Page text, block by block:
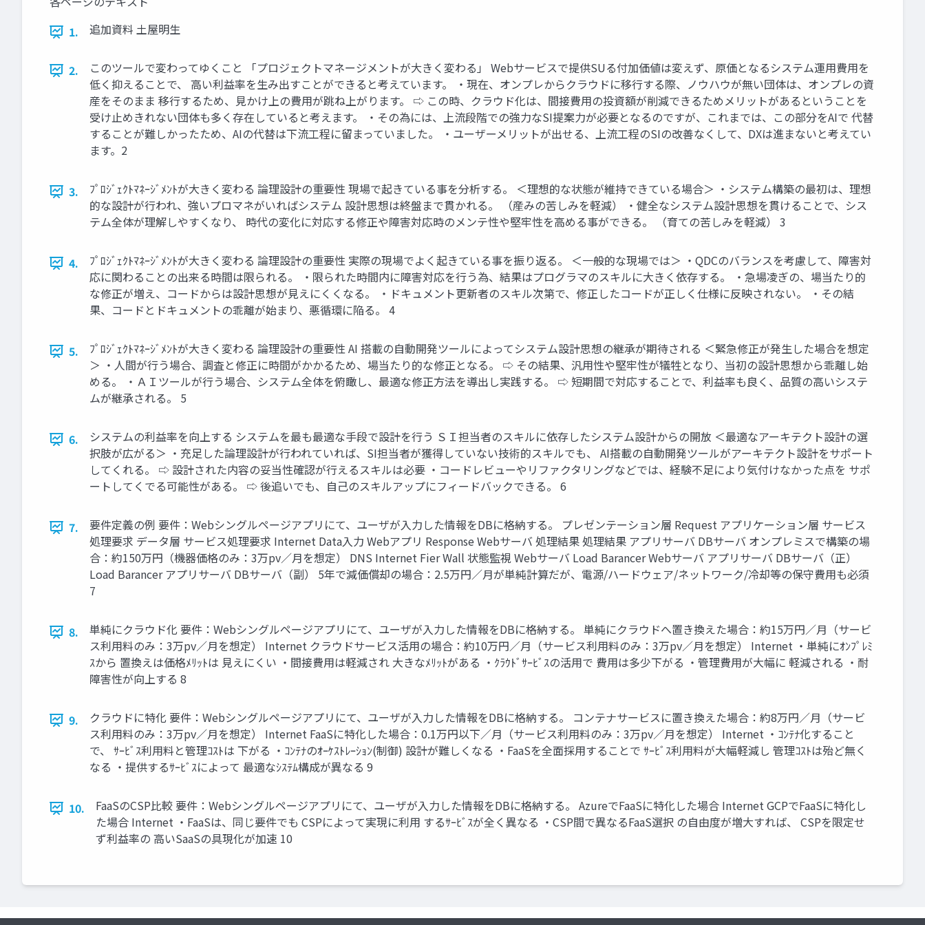
1.
追加資料 土屋明生
2.
このツールで変わってゆくこと 「プロジェクトマネージメントが大きく変わる」 Webサービスで提供SUる付加価値は変えず、原価となるシステム運用費用を
低く抑えることで、 高い利益率を生み出すことができると考えています。 ・現在、オンプレからクラウドに移行する際、ノウハウが無い団体は、オンプレの資
産をそのまま 移行するため、見かけ上の費用が跳ね上がります。 ⇨ この時、クラウド化は、間接費用の投資額が削減できるためメリットがあるということを
受け止めきれない団体も多く存在していると考えます。 ・その為には、上流段階での強力なSI提案力が必要となるのですが、これまでは、この部分をAIで 代替
することが難しかったため、AIの代替は下流工程に留まっていました。 ・ユーザーメリットが出せる、上流工程のSIの改善なくして、DXは進まないと考えてい
ます。2
3.
ﾌﾟﾛｼﾞｪｸﾄﾏﾈｰｼﾞﾒﾝﾄが大きく変わる 論理設計の重要性 現場で起きている事を分析する。 ＜理想的な状態が維持できている場合＞ ・システム構築の最初は、理想
的な設計が行われ、強いプロマネがいればシステム 設計思想は終盤まで貫かれる。 （産みの苦しみを軽減） ・健全なシステム設計思想を貫けることで、シス
テム全体が理解しやすくなり、 時代の変化に対応する修正や障害対応時のメンテ性や堅牢性を高める事ができる。 （育ての苦しみを軽減） 3
4.
ﾌﾟﾛｼﾞｪｸﾄﾏﾈｰｼﾞﾒﾝﾄが大きく変わる 論理設計の重要性 実際の現場でよく起きている事を振り返る。 ＜一般的な現場では＞ ・QDCのバランスを考慮して、障害対
応に関わることの出来る時間は限られる。 ・限られた時間内に障害対応を行う為、結果はプログラマのスキルに大きく依存する。 ・急場凌ぎの、場当たり的
な修正が増え、コードからは設計思想が見えにくくなる。 ・ドキュメント更新者のスキル次第で、修正したコードが正しく仕様に反映されない。 ・その結
果、コードとドキュメントの乖離が始まり、悪循環に陥る。 4
5.
ﾌﾟﾛｼﾞｪｸﾄﾏﾈｰｼﾞﾒﾝﾄが大きく変わる 論理設計の重要性 AI 搭載の自動開発ツールによってシステム設計思想の継承が期待される ＜緊急修正が発生した場合を想定
＞ ・人間が行う場合、調査と修正に時間がかかるため、場当たり的な修正となる。 ⇨ その結果、汎用性や堅牢性が犠牲となり、当初の設計思想から乖離し始
める。 ・ＡＩツールが行う場合、システム全体を俯瞰し、最適な修正方法を導出し実践する。 ⇨ 短期間で対応することで、利益率も良く、品質の高いシステ
ムが継承される。 5
6.
システムの利益率を向上する システムを最も最適な手段で設計を行う ＳＩ担当者のスキルに依存したシステム設計からの開放 ＜最適なアーキテクト設計の選
択肢が広がる＞ ・充足した論理設計が行われていれば、SI担当者が獲得していない技術的スキルでも、 AI搭載の自動開発ツールがアーキテクト設計をサポート
してくれる。 ⇨ 設計された内容の妥当性確認が行えるスキルは必要 ・コードレビューやリファクタリングなどでは、経験不足により気付けなかった点を サポ
ートしてくでる可能性がある。 ⇨ 後追いでも、自己のスキルアップにフィードバックできる。 6
7.
要件定義の例 要件：Webシングルページアプリにて、ユーザが入力した情報をDBに格納する。 プレゼンテーション層 Request アプリケーション層 サービス
処理要求 データ層 サービス処理要求 Internet Data入力 Webアプリ Response Webサーバ 処理結果 処理結果 アプリサーバ DBサーバ オンプレミスで構築の場
合：約150万円（機器価格のみ：3万pv／月を想定） DNS Internet Fier Wall 状態監視 Webサーバ Load Barancer Webサーバ アプリサーバ DBサーバ（正）
Load Barancer アプリサーバ DBサーバ（副） 5年で減価償却の場合：2.5万円／月が単純計算だが、電源/ハードウェア/ネットワーク/冷却等の保守費用も必須
7
8.
単純にクラウド化 要件：Webシングルページアプリにて、ユーザが入力した情報をDBに格納する。 単純にクラウドへ置き換えた場合：約15万円／月（サービ
ス利用料のみ：3万pv／月を想定） Internet クラウドサービス活用の場合：約10万円／月（サービス利用料のみ：3万pv／月を想定） Internet ・単純にｵﾝﾌﾟﾚﾐ
ｽから 置換えは価格ﾒﾘｯﾄは 見えにくい ・間接費用は軽減され 大きなﾒﾘｯﾄがある ・ｸﾗｳﾄﾞｻｰﾋﾞｽの活用で 費用は多少下がる ・管理費用が大幅に 軽減される ・耐
障害性が向上する 8
9.
クラウドに特化 要件：Webシングルページアプリにて、ユーザが入力した情報をDBに格納する。 コンテナサービスに置き換えた場合：約8万円／月（サービ
ス利用料のみ：3万pv／月を想定） Internet FaaSに特化した場合：0.1万円以下／月（サービス利用料のみ：3万pv／月を想定） Internet ・ｺﾝﾃﾅ化すること
で、 ｻｰﾋﾞｽ利用料と管理ｺｽﾄは 下がる ・ｺﾝﾃﾅのｵｰｹｽﾄﾚｰｼｮﾝ(制御) 設計が難しくなる ・FaaSを全面採用することで ｻｰﾋﾞｽ利用料が大幅軽減し 管理ｺｽﾄは殆ど無く
なる ・提供するｻｰﾋﾞｽによって 最適なｼｽﾃﾑ構成が異なる 9
10.
FaaSのCSP比較 要件：Webシングルページアプリにて、ユーザが入力した情報をDBに格納する。 AzureでFaaSに特化した場合 Internet GCPでFaaSに特化し
た場合 Internet ・FaaSは、同じ要件でも CSPによって実現に利用 するｻｰﾋﾞｽが全く異なる ・CSP間で異なるFaaS選択 の自由度が増大すれば、 CSPを限定せ
ず利益率の 高いSaaSの具現化が加速 10